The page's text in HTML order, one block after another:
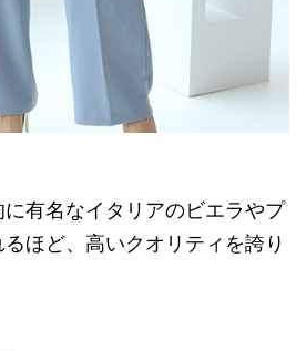
有名なイタリアのビエラやプ
ほど、高いクオリティを誇り